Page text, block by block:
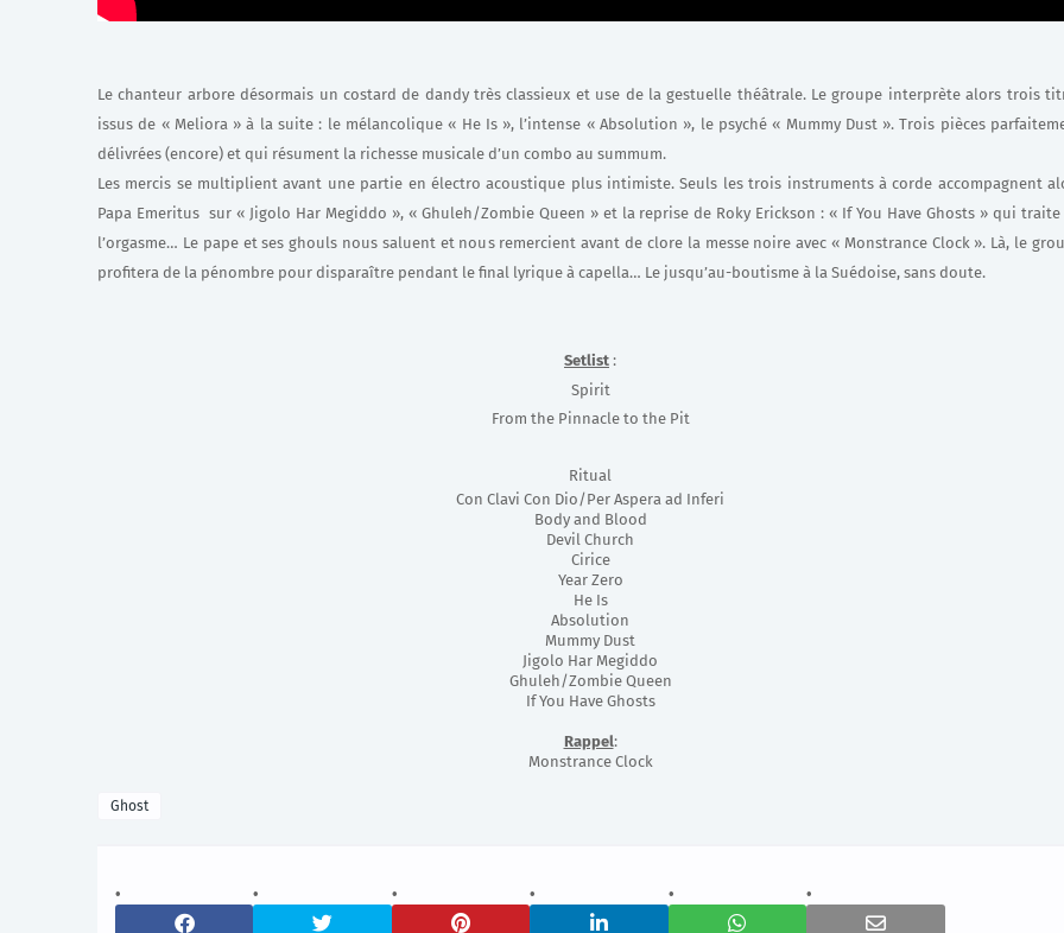
Le chanteur arbore désormais un costard de dandy très classieux et use de la gestuelle théâtrale. Le groupe interprète alors trois
issus de « Meliora » à la suite : le mélancolique « He Is », l’intense « Absolution », le psyché « Mummy Dust ». Trois pièces
délivrées (encore) et qui résument la richesse musicale d’un combo au summum.
Les mercis se multiplient avant une partie en électro acoustique plus intimiste. Seuls les trois instruments à corde accompagnent
Papa Emeritus sur « Jigolo Har Megiddo », « Ghuleh/Zombie Queen » et la reprise de Roky Erickson : « If You Have Ghosts » qui traite
l’orgasme… Le pape et ses ghouls nous saluent et nous remercient avant de clore la messe noire avec « Monstrance Clock ». Là, le
profitera de la pénombre pour disparaître pendant le final lyrique à capella… Le jusqu’au-boutisme à la Suédoise, sans doute.
Setlist :
Spirit
From the Pinnacle to the Pit
Ritual
Con Clavi Con Dio /Per Aspera ad Inferi
Body and Blood
Devil Church
Cirice
Year Zero
He Is
Absolution
Mummy Dust
Jigolo Har Megiddo
Ghuleh/Zombie Queen
If You Have Ghosts
Rappel:
Monstrance Clock
Ghost